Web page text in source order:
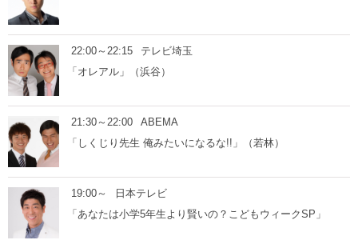
22:00～22:15
テレビ埼玉
「オレアル」（浜谷）
21:30～22:00
ABEMA
「しくじり先生 俺みたいになるな!!」（若林）
19:00～
日本テレビ
「あなたは小学5年生より賢いの？こどもウィークSP」